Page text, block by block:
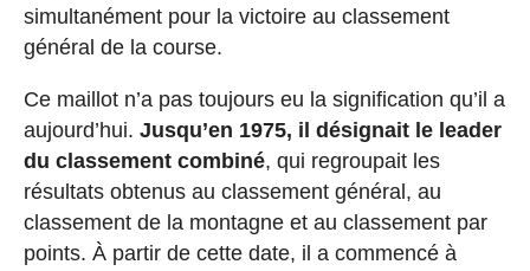
simultanément pour la victoire au classement
général de la course.
Ce maillot n’a pas toujours eu la signification qu’il a
aujourd’hui. Jusqu’en 1975, il désignait le leader
du classement combiné, qui regroupait les
résultats obtenus au classement général, au
classement de la montagne et au classement par
points. À partir de cette date, il a commencé à